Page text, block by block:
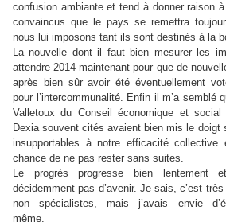
confusion ambiante et tend à donner raison
convaincus que le pays se remettra
nous lui imposons tant ils sont destinés à la
La nouvelle dont il faut bien mesurer les
attendre 2014 maintenant pour que de
après bien sûr avoir été éventuellement
pour l’intercommunalité. Enfin il m’a semblé
Valletoux du Conseil économique et
Dexia souvent cités avaient bien mis le doigt
insupportables à notre efficacité collective
chance de ne pas rester sans suites.
Le progrès progresse bien lentement
décidemment pas d’avenir. Je sais, c’est
non spécialistes, mais j’avais envie
même.